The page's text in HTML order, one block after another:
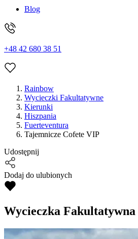
Blog
+48 42 680 38 51
Rainbow
Wycieczki Fakultatywne
Kierunki
Hiszpania
Fuerteventura
Tajemnicze Cofete VIP
Udostępnij
Dodaj do ulubionych
Wycieczka Fakultatywna